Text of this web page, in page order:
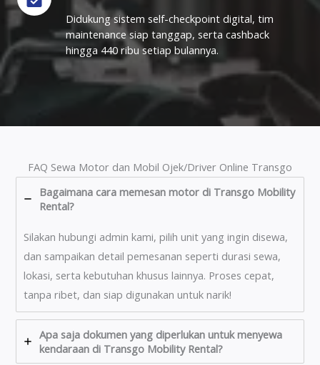
Didukung sistem self-checkpoint digital, tim
maintenance siap tanggap, serta cashback
hingga 440 ribu setiap bulannya.
FAQ Sewa Motor dan Mobil Ojek/Driver Online Transgo
Bagaimana cara memesan motor di Transgo Mobility
Rental?
Silakan hubungi admin kami, pilih unit yang ingin disewa,
dan sampaikan detail pemesanan seperti durasi sewa,
lokasi, serta kebutuhan khusus lainnya. Proses cepat,
tanpa ribet, dan siap digunakan untuk narik!
Apa saja dokumen yang diperlukan untuk menyewa
kendaraan di Transgo Mobility Rental?